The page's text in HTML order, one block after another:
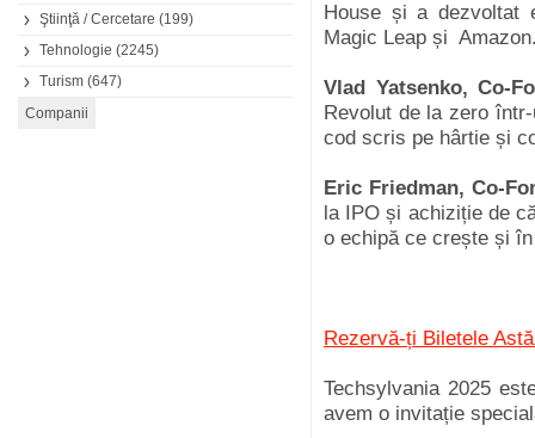
Ştiinţă / Cercetare (199)
Tehnologie (2245)
Turism (647)
House și a dezvoltat
Magic Leap și
Vlad Yatsenko, Co-
Revolut de la zero
cod scris pe hârtie și
Eric Friedman, Co-
la IPO și achiziție de
o echipă ce crește și
Rezervă-ți Biletele
Techsylvania 2025
avem o invitație